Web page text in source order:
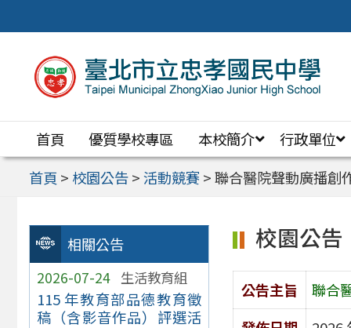
至
區
首頁 優質學校專區 本校簡介
行政單位
首頁 > 校園公告>活動競賽 >聯合醫院聲動廣播創
相關公告
2026-07-24 生活教育組
115 年教育部品德教育徵
稿（含影音作品）評選活
校園公告
公告主旨
聯合